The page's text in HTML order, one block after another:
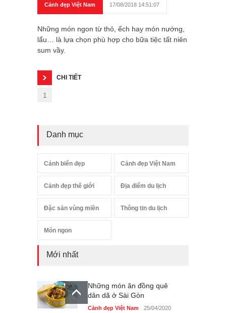
Cảnh đẹp Việt Nam 17/08/2018 14:51:07
Những món ngon từ thỏ, ếch hay món nướng,
lẩu… là lựa chọn phù hợp cho bữa tiệc tất niên
sum vầy.
CHI TIẾT
1
Danh mục
Cảnh biển đẹp Cảnh đẹp Việt Nam
Cảnh đẹp thế giới Địa điểm du lịch
Đặc sản vùng miền Thông tin du lịch
Món ngon
Mới nhất
Những món ăn đồng quê
dân dã ở Sài Gòn
Cảnh đẹp Việt Nam 25/04/2020